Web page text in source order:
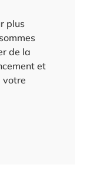
plus
de la
et
votre